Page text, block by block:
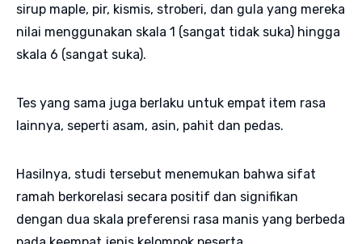
sirup maple, pir, kismis, stroberi, dan gula yang mereka
nilai menggunakan skala 1 (sangat tidak suka) hingga
skala 6 (sangat suka).
Tes yang sama juga berlaku untuk empat item rasa
lainnya, seperti asam, asin, pahit dan pedas.
Hasilnya, studi tersebut menemukan bahwa sifat
ramah berkorelasi secara positif dan signifikan
dengan dua skala preferensi rasa manis yang berbeda